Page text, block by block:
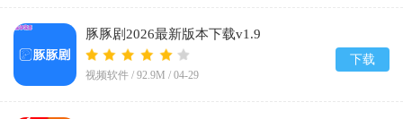
豚豚剧2026最新版本下载v1.9
视频软件 / 92.9M / 04-29
下载